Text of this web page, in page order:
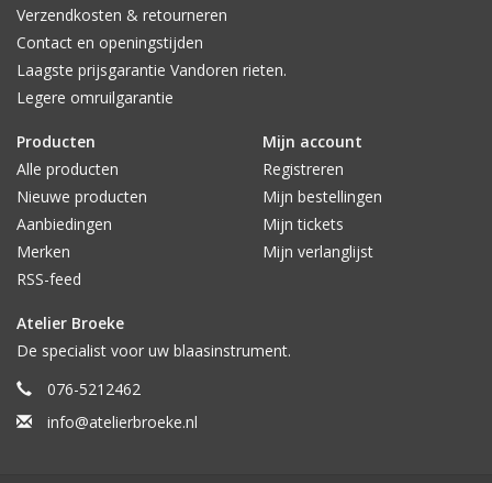
Verzendkosten & retourneren
Contact en openingstijden
Laagste prijsgarantie Vandoren rieten.
Legere omruilgarantie
Producten
Alle producten
Nieuwe producten
Aanbiedingen
Merken
RSS-feed
Mijn account
Registreren
Mijn bestellingen
Mijn tickets
Mijn verlanglijst
Atelier Broeke
De specialist voor uw blaasinstrument.
076-5212462
info@atelierbroeke.nl